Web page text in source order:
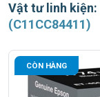
Vật tư linh kiện:
(C11CC84411)
CÒN HÀNG